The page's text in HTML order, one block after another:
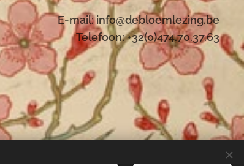
E-mail:info@debloemlezing.be
Telefoon: +32(0)474.70.37.63